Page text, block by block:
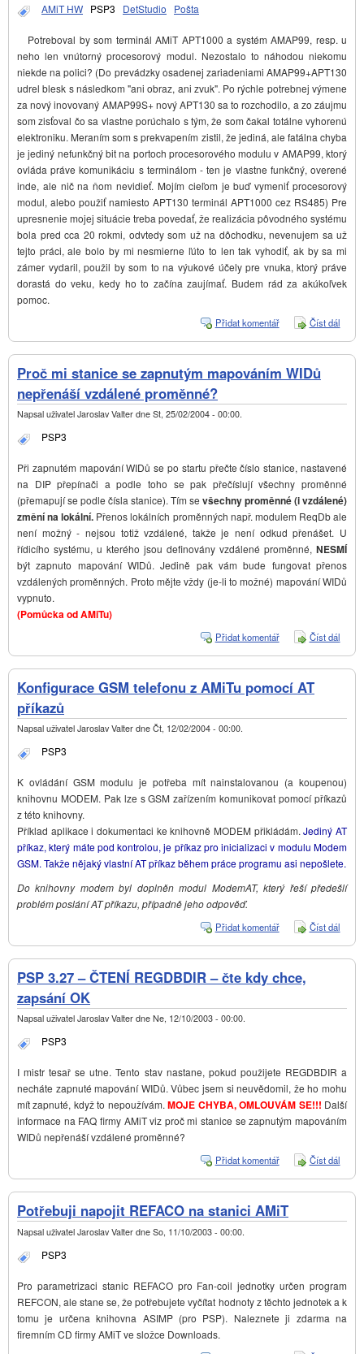
AMiT HW PSP3 DetStudio Pošta
Potreboval by som terminál AMiT APT1000 a systém AMAP99, resp. u
neho len vnútorný procesorový modul. Nezostalo to náhodou niekomu
niekde na polici? (Do prevádzky osadenej zariadeniami AMAP99+APT130
udrel blesk s následkom "ani obraz, ani zvuk". Po rýchle potrebnej výmene
za nový inovovaný AMAP99S+ nový APT130 sa to rozchodilo, a zo záujmu
som zisťoval čo sa vlastne porúchalo s tým, že som čakal totálne vyhorenú
elektroniku. Meraním som s prekvapením zistil, že jediná, ale fatálna chyba
je jediný nefunkčný bit na portoch procesorového modulu v AMAP99, ktorý
ovláda práve komunikáciu s terminálom - ten je vlastne funkčný, overené
inde, ale nič na ňom nevidieť. Mojím cieľom je buď vymeniť procesorový
modul, alebo použiť namiesto APT130 terminál APT1000 cez RS485) Pre
upresnenie mojej situácie treba povedať, že realizácia pôvodného systému
bola pred cca 20 rokmi, odvtedy som už na dôchodku, nevenujem sa už
tejto práci, ale bolo by mi nesmierne ľúto to len tak vyhodiť, ak by sa mi
zámer vydaril, použil by som to na výukové účely pre vnuka, ktorý práve
dorastá do veku, kedy ho to začína zaujímať. Budem rád za akúkoľvek
pomoc.
Číst dál
modul
Přidat komentář
Proč mi stanice se zapnutým mapováním WIDů
nepřenáší vzdálené proměnné?
Napsal uživatel Jaroslav Valter dne St, 25/02/2004 - 00:00
PSP3
Při zapnutém mapování WIDů se po startu přečte číslo stanice, nastavené
na DIP přepínači a podle toho se pak přečíslují všechny proměnné
(přemapují se podle čísla stanice). Tím se všechny proměnné (i vzdálené)
změní na lokální. Přenos lokálních proměnných např. modulem ReqDb ale
není možný - nejsou totiž vzdálené, takže je není odkud přenášet. U
řídicího systému, u kterého jsou definovány vzdálené proměnné, NESMÍ
být zapnuto mapování WIDů. Jedině pak vám bude fungovat přenos
vzdálených proměnných. Proto mějte vždy (je-li to možné) mapování WIDů
vypnuto.
(Pomůcka od AMiTu)
Číst dál
Přidat komentář
Konfigurace GSM telefonu z AMiTu pomocí AT
příkazů
Napsal uživatel Jaroslav Valter dne Čt, 12/02/2004 - 00:00.
PSP3
K ovládání GSM modulu je potřeba mít nainstalovanou (a koupenou)
knihovnu MODEM. Pak lze s GSM zařízením komunikovat pomocí příkazů
z této knihovny.
Příklad aplikace i dokumentaci ke knihovně MODEM přikládám.Jediný AT
příkaz, který máte pod kontrolou, je příkaz pro inicializaci v modulu Modem
GSM. Takže nějaký vlastní AT příkaz během práce programu asi nepošlete.
Do knihovny modem byl doplněn modul ModemAT, který řeší předešlí
problém poslání AT příkazu, případně jeho odpověď.
Číst dál
GSM
Přidat komentář
PSP 3.27 – ČTENÍ REGDBDIR – čte kdy chce,
zapsání OK
Napsal uživatel Jaroslav Valter dne Ne, 12/10/2003 - 00:00.
PSP3
I mistr tesař se utne. Tento stav nastane, pokud použijete REGDBDIR a
necháte zapnuté mapování WIDů. Vůbec jsem si neuvědomil, že ho mohu
mít zapnuté, když to nepoužívám.MOJE CHYBA, OMLOUVÁM SE!!! Další
informace na FAQ firmy AMiT viz proč mi stanice se zapnutým mapováním
WIDů nepřenáší vzdálené proměnné?
Číst dál
–
Přidat komentář
Potřebuji napojit REFACO na stanici AMiT
Napsal uživatel Jaroslav Valter dne So, 11/10/2003 - 00:00
PSP3
Pro parametrizaci stanic REFACO pro Fan-coil jednotky určen program
REFCON, ale stane se, že potřebujete vyčítat hodnoty z těchto jednotek a k
tomu je určena knihovna ASIMP (pro PSP). Naleznete ji zdarma na
firemním CD firmy AMiT ve složce Downloads.